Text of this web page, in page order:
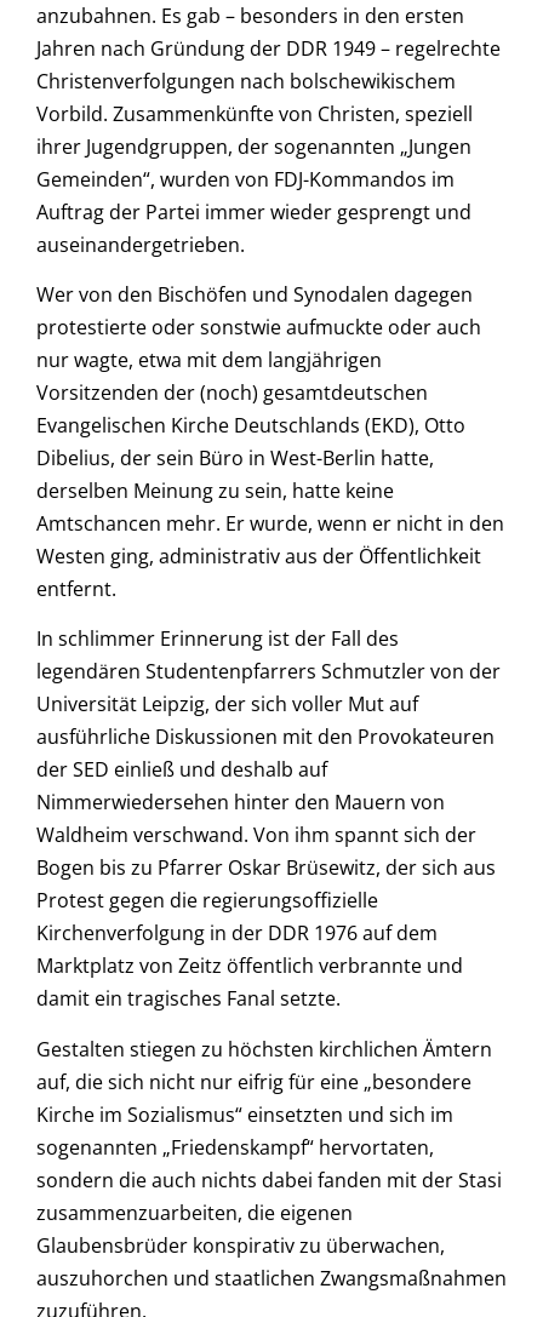
anzubahnen. Es gab – besonders in den ersten
Jahren nach Gründung der DDR 1949 – regelrechte
Christenverfolgungen nach bolschewikischem
Vorbild. Zusammenkünfte von Christen, speziell
ihrer Jugendgruppen, der sogenannten „Jungen
Gemeinden“, wurden von FDJ-Kommandos im
Auftrag der Partei immer wieder gesprengt und
auseinandergetrieben.
Wer von den Bischöfen und Synodalen dagegen
protestierte oder sonstwie aufmuckte oder auch
nur wagte, etwa mit dem langjährigen
Vorsitzenden der (noch) gesamtdeutschen
Evangelischen Kirche Deutschlands (EKD), Otto
Dibelius, der sein Büro in West-Berlin hatte,
derselben Meinung zu sein, hatte keine
Amtschancen mehr. Er wurde, wenn er nicht in den
Westen ging, administrativ aus der Öffentlichkeit
entfernt.
In schlimmer Erinnerung ist der Fall des
legendären Studentenpfarrers Schmutzler von der
Universität Leipzig, der sich voller Mut auf
ausführliche Diskussionen mit den Provokateuren
der SED einließ und deshalb auf
Nimmerwiedersehen hinter den Mauern von
Waldheim verschwand. Von ihm spannt sich der
Bogen bis zu Pfarrer Oskar Brüsewitz, der sich aus
Protest gegen die regierungsoffizielle
Kirchenverfolgung in der DDR 1976 auf dem
Marktplatz von Zeitz öffentlich verbrannte und
damit ein tragisches Fanal setzte.
Gestalten stiegen zu höchsten kirchlichen Ämtern
auf, die sich nicht nur eifrig für eine „besondere
Kirche im Sozialismus“ einsetzten und sich im
sogenannten „Friedenskampf“ hervortaten,
sondern die auch nichts dabei fanden mit der Stasi
zusammenzuarbeiten, die eigenen
Glaubensbrüder konspirativ zu überwachen,
auszuhorchen und staatlichen Zwangsmaßnahmen
zuzuführen.